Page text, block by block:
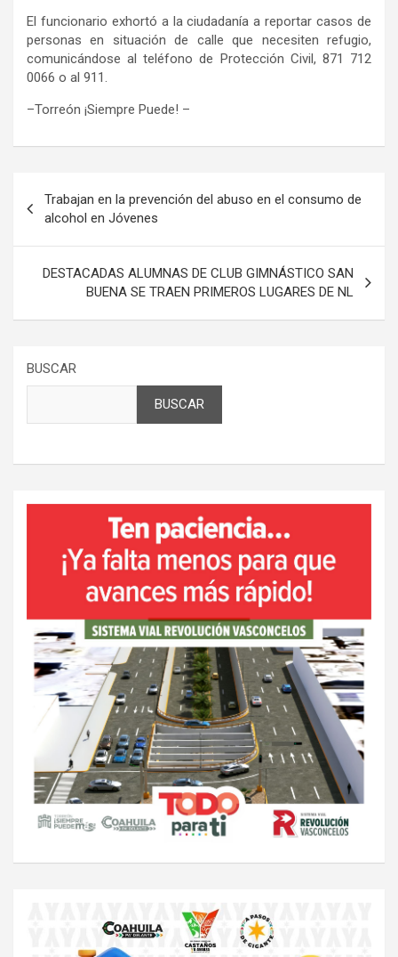
E l funcionario exhortó a la ciudadanía a reportar casos de
personas en situación de calle que necesiten refugio,
comunicándose al teléfono de Protección Civil, 871 712
0066 o al 911.
–Torreón ¡Siempre Puede! –
de
entradas
Trabajan en la prevención del abuso en el consumo de
alcohol en Jóvenes
DESTACADAS ALUMNAS DE CLUB GIMNÁSTICO SAN
BUENA SE TRAEN PRIMEROS LUGARES DE NL
BUSCAR
BUSCAR